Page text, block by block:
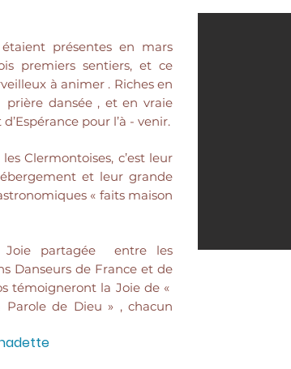
présentes en mars
premiers sentiers, et ce
à animer . Riches en
dansée , et en vraie
pour l’à - venir.
Clermontoises, c’est leur
et leur grande
« faits maison
partagée entre les
Danseurs de France et de
témoigneront la Joie de «
de Dieu » , chacun